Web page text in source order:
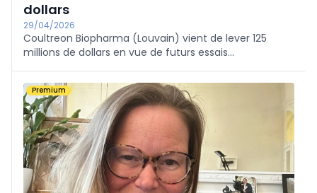
dollars
29/04/2026
Coultreon Biopharma (Louvain) vient de lever 125
millions de dollars en vue de futurs essais
orale de Galapagos, prometteuse.
Premium